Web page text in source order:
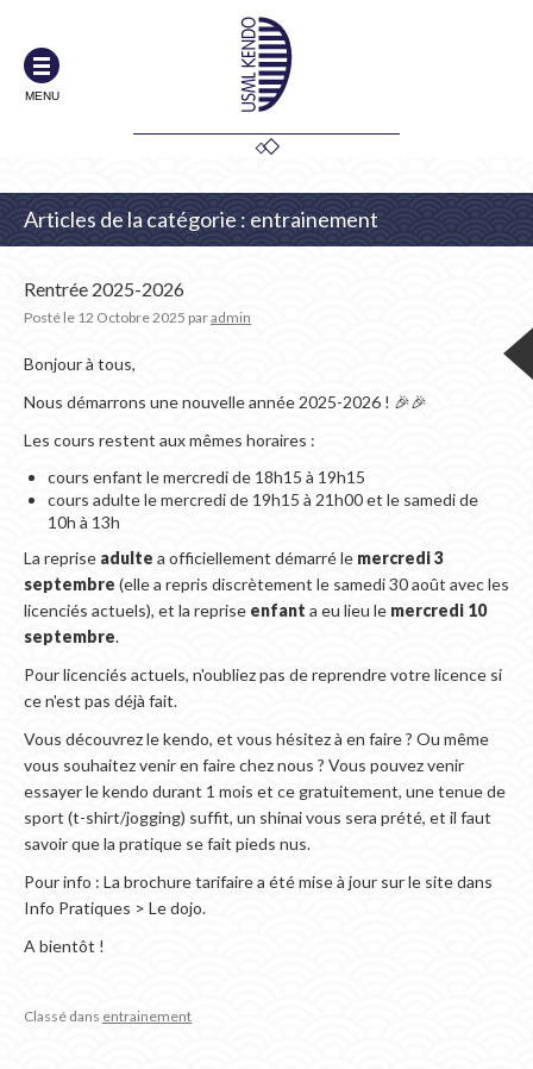
MENU
Articles de la catégorie : entrainement
Rentrée 2025-2026
Posté le 12 Octobre 2025 paradmin
Bonjour à tous,
Nous démarrons une nouvelle année 2025-2026 ! 🎉🎉
Les cours restent aux mêmes horaires :
cours enfant le mercredi de 18h15 à 19h15
cours adulte le mercredi de 19h15 à 21h00 et le samedi de
10h à 13h
La reprise adulte a officiellement démarré le mercredi 3
septembre (elle a repris discrètement le samedi 30 août avec les
licenciés actuels), et la reprise enfant a eu lieu le mercredi 10
septembre.
Pour licenciés actuels, n'oubliez pas de reprendre votre licence si
ce n'est pas déjà fait.
Vous découvrez le kendo, et vous hésitez à en faire ? Ou même
vous souhaitez venir en faire chez nous ? Vous pouvez venir
essayer le kendo durant 1 mois et ce gratuitement, une tenue de
sport (t-shirt/jogging) suffit, un shinai vous sera prété, et il faut
savoir que la pratique se fait pieds nus.
Pour info : La brochure tarifaire a été mise à jour sur le site dans
Info Pratiques > Le dojo.
A bientôt !
Classé dans entrainement